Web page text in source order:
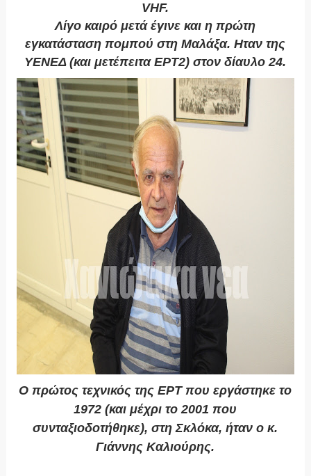
VHF.
Λίγο καιρό μετά έγινε και η πρώτη
εγκατάσταση πομπού στη Μαλάξα. Ηταν της
ΥΕΝΕΔ (και μετέπειτα ΕΡΤ2) στον δίαυλο 24.
Ο πρώτος τεχνικός της ΕΡΤ που εργάστηκε το
1972 (και μέχρι το 2001 που
συνταξιοδοτήθηκε), στη Σκλόκα, ήταν ο κ.
Γιάννης Καλιούρης.